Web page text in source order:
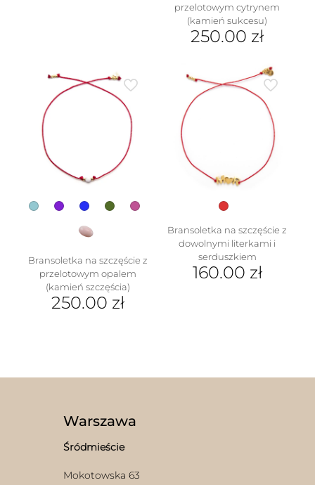
przelotowym cytrynem
(kamień sukcesu)
250.00 zł
produkt
ma
wiele
wariantów.
stronie
produktu
Bransoletka na szczęście z
przelotowym opalem
(kamień szczęścia)
250.00 zł
na
produktu
Bransoletka na szczęście z
dowolnymi literkami i
serduszkiem
160.00 zł
Warszawa
Śródmieście
Mokotowska 63